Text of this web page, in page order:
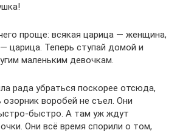
проще: всякая царица — женщина,
царица. Теперь ступай домой и
маленьким девочкам.
рада убраться поскорее отсюда,
воробей не съел. Они
быстро. А там уж ждут
Они всё время спорили о том,